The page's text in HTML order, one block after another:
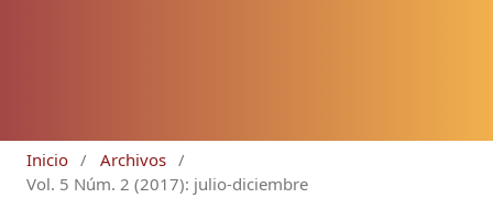
Inicio / Archivos /
Vol. 5 Núm. 2 (2017): julio-diciembre